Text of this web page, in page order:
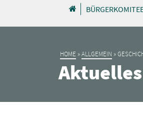
HOME »ALLGEMEIN »
Aktuelles